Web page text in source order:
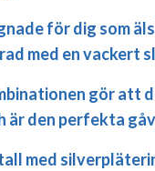
för dig som
med en vackert
gör att
är den perfekta
med